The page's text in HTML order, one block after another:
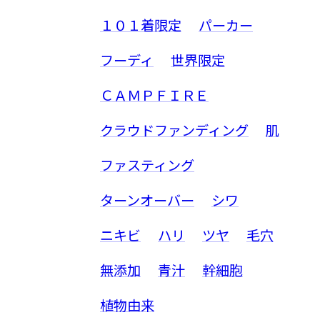
１０１着限定
パーカー
フーディ
世界限定
ＣＡＭＰＦＩＲＥ
クラウドファンディング
肌
ファスティング
ターンオーバー
シワ
ニキビ
ハリ ツヤ
毛穴
無添加
青汁
幹細胞
植物由来